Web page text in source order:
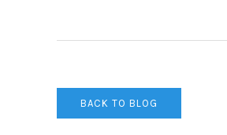
BACK TO BLOG